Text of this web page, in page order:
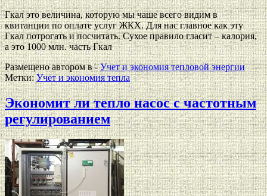
Гкал это величина, которую мы чаше всего видим в
квитанции по оплате услуг ЖКХ. Для нас главное как эту
Гкал потрогать и посчитать. Сухое правило гласит – калория,
а это 1000 млн. часть Гкал
Размещено автором в -Учет и экономия тепловой энергии
Метки:Учет и экономия тепла
Экономит ли тепло насос с частотным
регулированием